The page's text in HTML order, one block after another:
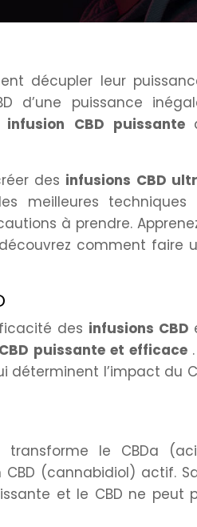
décupler leur
d’une puissance
infusion CBD puissante
des infusions CBD
meilleures techniques
à prendre.
comment faire
des infusions CBD
puissante et efficace
l’impact du
le CBDa
(cannabidiol) actif.
et le CBD ne peut